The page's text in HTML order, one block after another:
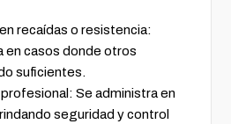
recaídas o resistencia:
en casos donde otros
suficientes.
Se administra en
seguridad y control